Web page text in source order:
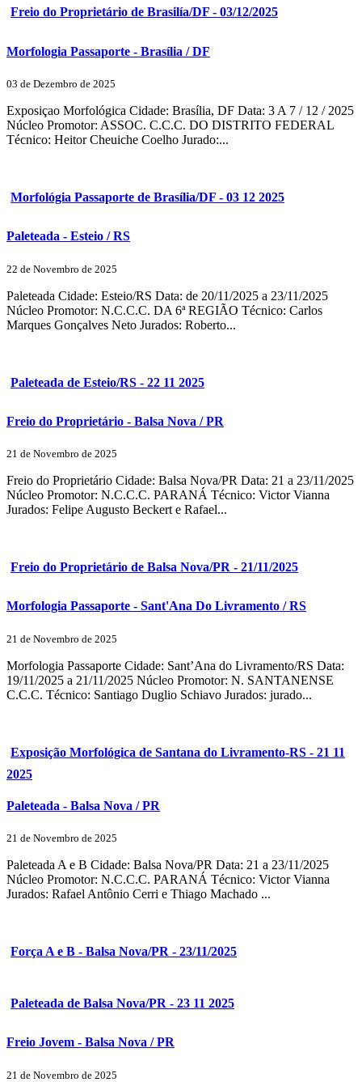
Freio do Proprietário de Brasilía/DF - 03/12/2025
Morfologia Passaporte - Brasília / DF
03 de Dezembro de 2025
Exposiçao Morfológica Cidade: Brasília, DF Data: 3 A 7 / 12 / 2025
Núcleo Promotor: ASSOC. C.C.C. DO DISTRITO FEDERAL
Técnico: Heitor Cheuiche Coelho Jurado:...
Morfológia Passaporte de Brasília/DF - 03 12 2025
Paleteada - Esteio / RS
22 de Novembro de 2025
Paleteada Cidade: Esteio/RS Data: de 20/11/2025 a 23/11/2025
Núcleo Promotor: N.C.C.C. DA 6ª REGIÃO Técnico: Carlos
Marques Gonçalves Neto Jurados: Roberto...
Paleteada de Esteio/RS - 22 11 2025
Freio do Proprietário - Balsa Nova / PR
21 de Novembro de 2025
Freio do Proprietário Cidade: Balsa Nova/PR Data: 21 a 23/11/2025
Núcleo Promotor: N.C.C.C. PARANÁ Técnico: Victor Vianna
Jurados: Felipe Augusto Beckert e Rafael...
Freio do Proprietário de Balsa Nova/PR - 21/11/2025
Morfologia Passaporte - Sant'Ana Do Livramento / RS
21 de Novembro de 2025
Morfologia Passaporte Cidade: Sant’Ana do Livramento/RS Data:
19/11/2025 a 21/11/2025 Núcleo Promotor: N. SANTANENSE
C.C.C. Técnico: Santiago Duglio Schiavo Jurados: jurado...
Exposição Morfológica de Santana do Livramento-RS - 21 11
2025
Paleteada - Balsa Nova / PR
21 de Novembro de 2025
Paleteada A e B Cidade: Balsa Nova/PR Data: 21 a 23/11/2025
Núcleo Promotor: N.C.C.C. PARANÁ Técnico: Victor Vianna
Jurados: Rafael Antônio Cerri e Thiago Machado ...
Força A e B - Balsa Nova/PR - 23/11/2025
Paleteada de Balsa Nova/PR - 23 11 2025
Freio Jovem - Balsa Nova / PR
21 de Novembro de 2025